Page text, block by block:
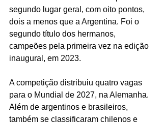
segundo lugar geral, com oito pontos,
dois a menos que a Argentina. Foi o
segundo título dos hermanos,
campeões pela primeira vez na edição
inaugural, em 2023.
A competição distribuiu quatro vagas
para o Mundial de 2027, na Alemanha.
Além de argentinos e brasileiros,
também se classificaram chilenos e